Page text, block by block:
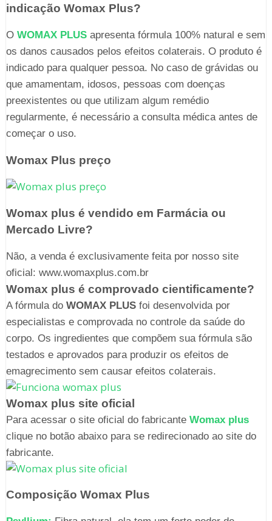
indicação Womax Plus?
O WOMAX PLUSapresenta fórmula 100% natural e sem
os danos causados pelos efeitos colaterais. O produto é
indicado para qualquer pessoa. No caso de grávidas ou
que amamentam, idosos, pessoas com doenças
preexistentes ou que utilizam algum remédio
regularmente, é necessário a consulta médica antes de
começar o uso.
Womax Plus preço
Womax plus é vendido em Farmácia ou
Mercado Livre?
Não, a venda é exclusivamente feita por nosso site
oficial: www.womaxplus.com.br
Womax plus é comprovado cientificamente?
A fórmula do WOMAX PLUSfoi desenvolvida por
especialistas e comprovada no controle da saúde do
corpo. Os ingredientes que compõem sua fórmula são
testados e aprovados para produzir os efeitos de
emagrecimento sem causar efeitos colaterais.
Womax plus site oficial
Para acessar o site oficial do fabricante Womax plus
clique no botão abaixo para se redirecionado ao site do
fabricante.
Composição Womax Plus